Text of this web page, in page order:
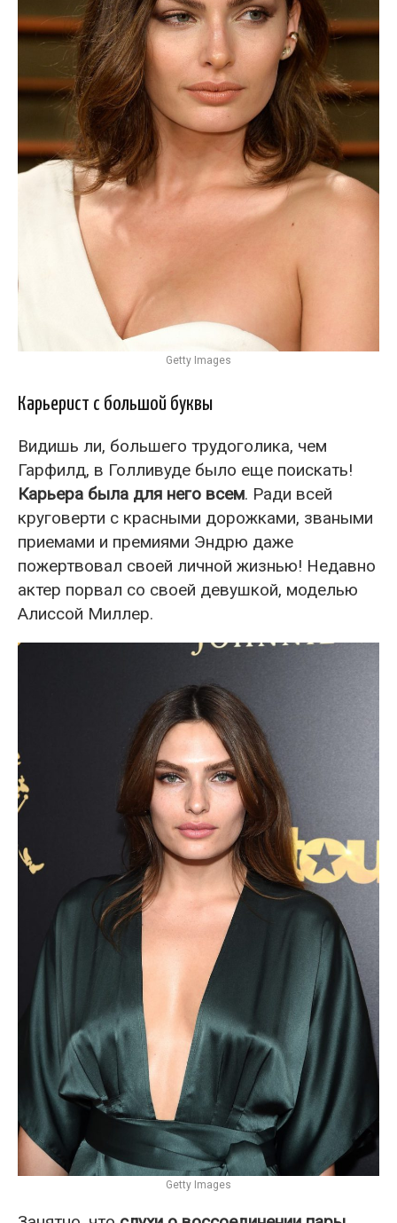
Getty Images
Карьерист с большой буквы
Видишь ли, большего трудоголика, чем
Гарфилд, в Голливуде было еще поискать!
Карьера была для него всем. Ради всей
круговерти с красными дорожками, зваными
приемами и премиями Эндрю даже
пожертвовал своей личной жизнью! Недавно
актер порвал со своей девушкой, моделью
Алиссой Миллер.
Getty Images